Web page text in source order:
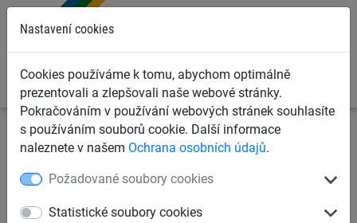
Nastavení cookies
Cookies používáme k tomu, abychom optimálně
prezentovali a zlepšovali naše webové stránky.
Pokračováním v používání webových stránek souhlasíte
s používáním souborů cookie. Další informace
naleznete v našem Ochrana osobních údajů.
Požadované soubory cookies
Statistické soubory cookies
Dětská lanová hřiště Lanové pyramidy a věže
Cheops pyramidy Pavouk pyramidy